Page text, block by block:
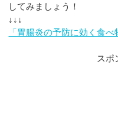
してみましょう！
↓↓↓
「胃腸炎の予防に効く食
スポ